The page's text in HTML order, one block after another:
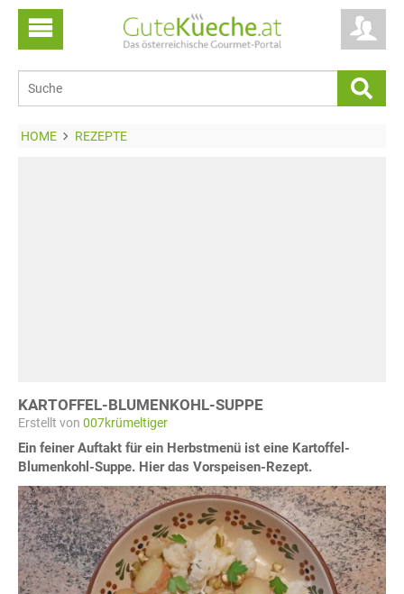
HOME REZEPTE
KARTOFFEL-BLUMENKOHL-SUPPE
Erstellt von 007krümeltiger
Ein feiner Auftakt für ein Herbstmenü ist eine Kartoffel-
Blumenkohl-Suppe. Hier das Vorspeisen-Rezept.